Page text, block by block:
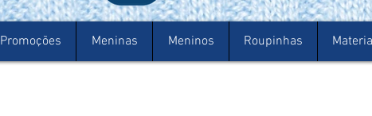
Promoções Meninas Meninos Roupinhas